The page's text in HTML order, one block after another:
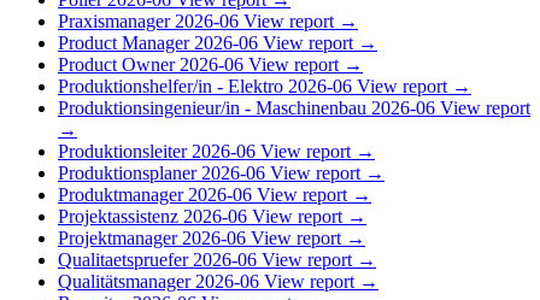
Praxismanager 2026-06 View report →
Product Manager 2026-06 View report →
Product Owner 2026-06 View report →
Produktionshelfer/in - Elektro 2026-06 View report →
Produktionsingenieur/in - Maschinenbau 2026-06 View report
→
Produktionsleiter 2026-06 View report →
Produktionsplaner 2026-06 View report →
Produktmanager 2026-06 View report →
Projektassistenz 2026-06 View report →
Projektmanager 2026-06 View report →
Qualitaetspruefer 2026-06 View report →
Qualitätsmanager 2026-06 View report →